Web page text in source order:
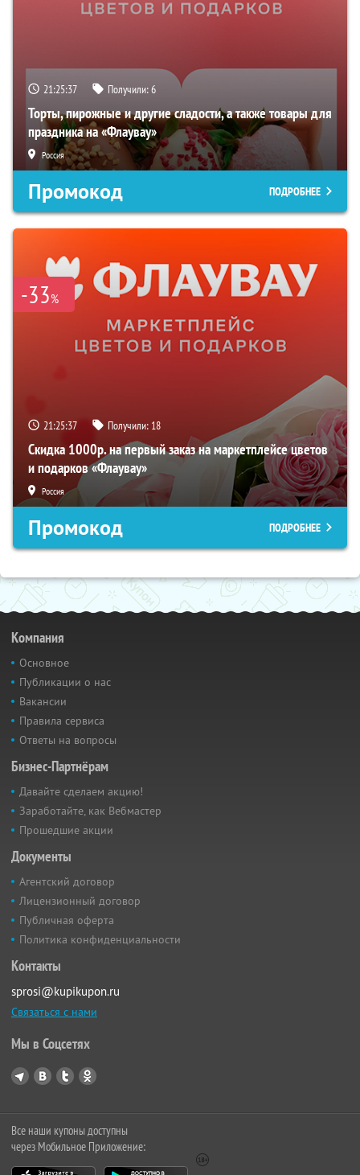
21:25:36 Получили:6
Торты, пирожные и другие сладости, а также товары для
праздника на «Флаувау»
Россия
Промокод ПОДРОБНЕЕ
-33%
21:25:36 Получили: 18
Скидка 1000р. на первый заказ на маркетплейсе цветов
и подарков «Флаувау»
Россия
Промокод ПОДРОБНЕЕ
Компания
Основное
Публикации о нас
Вакансии
Правила сервиса
Ответы на вопросы
Бизнес-Партнёрам
Давайте сделаем акцию!
Заработайте, как Вебмастер
Прошедшие акции
Документы
Агентский договор
Лицензионный договор
Публичная оферта
Политика конфиденциальности
Контакты
sprosi@kupikupon.ru
Связаться с нами
Мы в Соцсетях
Все наши купоны доступны
через Мобильное Приложение: